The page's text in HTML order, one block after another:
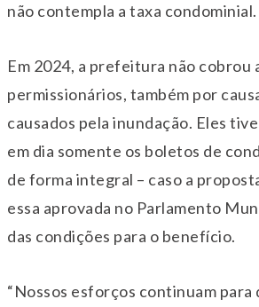
não contempla a taxa condominial.
Em 2024, a prefeitura não cobrou
permissionários, também por
causados pela inundação. Eles
em dia somente os boletos de
de forma integral – caso a
essa aprovada no Parlamento
das condições para o benefício.
“Nossos esforços continuam para